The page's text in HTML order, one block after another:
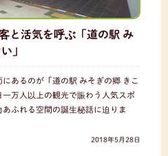
と活気を呼ぶ「道の駅 み
」
あるのが「道の駅 みそぎの郷 きこ
万人以上の観光で賑わう人気スポ
ふれる空間の誕生秘話に迫りま
2018年5月28日